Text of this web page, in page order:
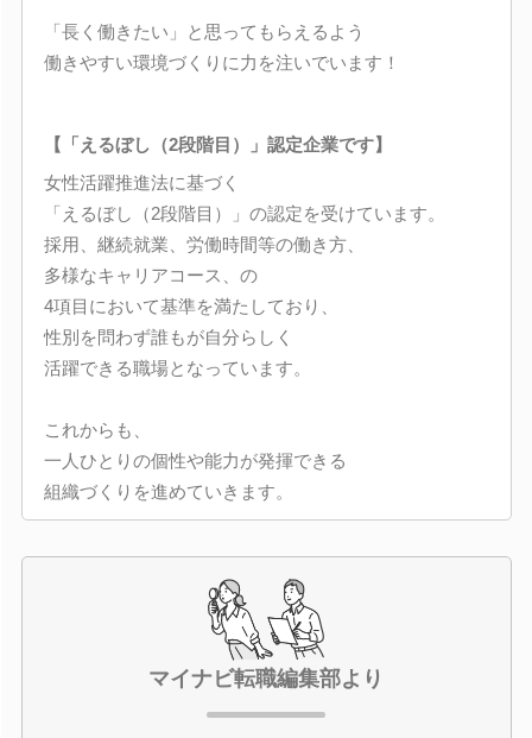
「長く働きたい」と思ってもらえるよう
働きやすい環境づくりに力を注いでいます！
【「えるぼし（2段階目）」認定企業です】
女性活躍推進法に基づく
「えるぼし（2段階目）」の認定を受けています。
採用、継続就業、労働時間等の働き方、
多様なキャリアコース、の
4項目において基準を満たしており、
性別を問わず誰もが自分らしく
活躍できる職場となっています。
これからも、
一人ひとりの個性や能力が発揮できる
組織づくりを進めていきます。
マイナビ転職編集部より